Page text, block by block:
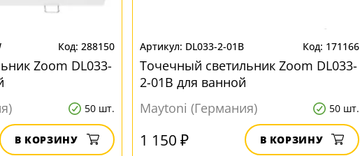
288150
Zoom DL033-
50 шт.
В КОРЗИНУ
DL033-2-01B 171166
Точечный светильник Zoom DL033-
2-01B для ванной
Maytoni (Германия)
50 шт.
1 150 ₽ В КОРЗИНУ